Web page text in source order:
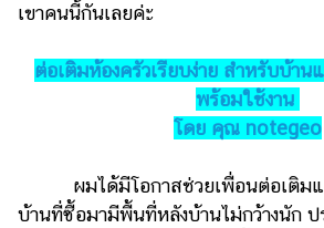
เที่ยว
สูตร
ปิ้ง
เขาคนนี้กันเลยค่ะ
ต่อเติมห้องครัวเรียบง่าย สำหรับบ้า
พร้อมใช้งาน
โดย คุณ notegeo
ผมได้มีโอกาสช่วยเพื่อนต่อเติมแ
บ้านที่ซื้อมามีพื้นที่หลังบ้านไม่กว้างนัก